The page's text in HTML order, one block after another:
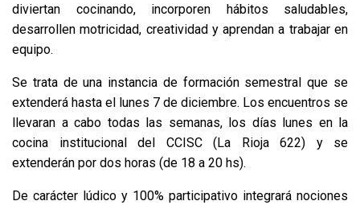
diviertan cocinando, incorporen hábitos saludables,
desarrollen motricidad, creatividad y aprendan a trabajar en
equipo.
Se trata de una instancia de formación semestral que se
extenderá hasta el lunes 7 de diciembre. Los encuentros se
llevaran a cabo todas las semanas, los días lunes en la
cocina institucional del CCISC (La Rioja 622) y se
extenderán por dos horas (de 18 a 20 hs).
De carácter lúdico y 100% participativo integrará nociones